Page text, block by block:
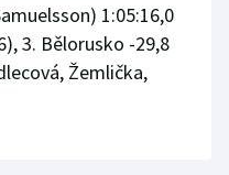
1:05:16,0
3. Bělorusko -29,8
Žemlička,